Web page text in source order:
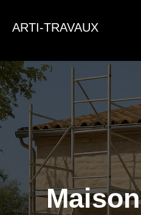
ARTI-TRAVAUX